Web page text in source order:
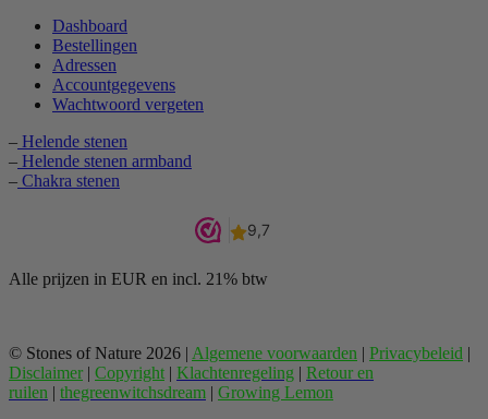
Dashboard
Bestellingen
Adressen
Accountgegevens
Wachtwoord vergeten
– Helende stenen
– Helende stenen armband
– Chakra stenen
Alle prijzen in EUR en incl. 21% btw
© Stones of Nature 2026 | Algemene voorwaarden | Privacybeleid |
Disclaimer | Copyright | Klachtenregeling | Retour en
ruilen | thegreenwitchsdream | Growing Lemon